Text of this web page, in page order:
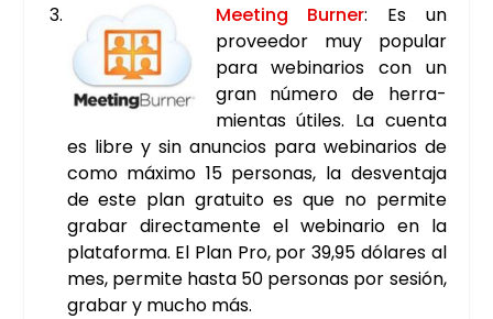
Mee­ting Bur­ner: Es un
pro­vee­dor muy popu­lar
para webi­na­rios con un
gran núme­ro de herra­
mien­tas úti­les. La cuen­ta
es libre y sin anun­cios para webi­na­rios de
como máxi­mo 15 per­so­nas, la des­ven­ta­ja
de este plan gra­tui­to es que no per­mi­te
gra­bar direc­ta­men­te el webi­na­rio en la
pla­ta­for­ma. El Plan Pro, por 39,95 dóla­res al
mes, per­mi­te has­ta 50 per­so­nas por sesión,
gra­bar y mucho más.